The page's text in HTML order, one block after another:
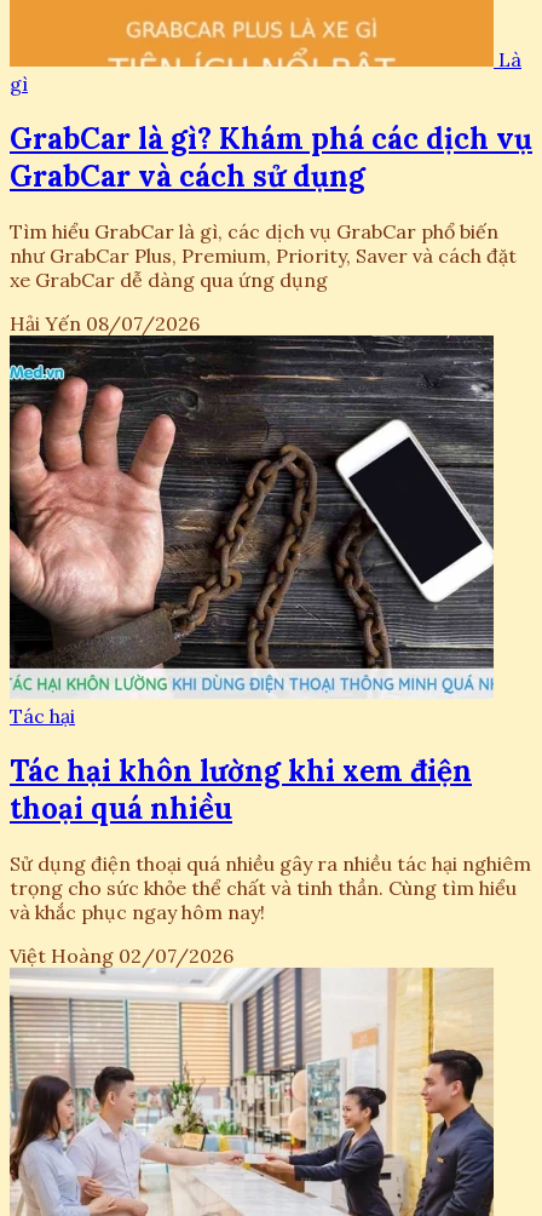
Là
gì
GrabCar là gì? Khám phá các dịch vụ
GrabCar và cách sử dụng
Tìm hiểu GrabCar là gì, các dịch vụ GrabCar phổ biến
như GrabCar Plus, Premium, Priority, Saver và cách đặt
xe GrabCar dễ dàng qua ứng dụng
Hải Yến 08/07/2026
Tác hại
Tác hại khôn lường khi xem điện
thoại quá nhiều
Sử dụng điện thoại quá nhiều gây ra nhiều tác hại nghiêm
trọng cho sức khỏe thể chất và tinh thần. Cùng tìm hiểu
và khắc phục ngay hôm nay!
Việt Hoàng 02/07/2026